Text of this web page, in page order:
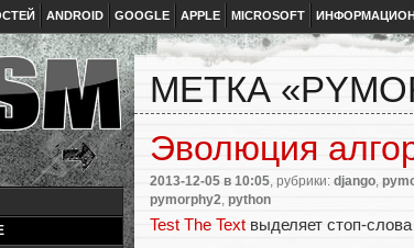
ANDROID GOOGLE APPLE MICROSOFT
МЕТКА
Эволюция
2013-12-05 в 10:05, рубрики: django,
pymorphy2, python
Test The Text выделяет стоп-